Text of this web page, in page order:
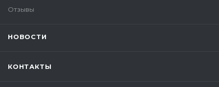
Отзывы
НОВОСТИ
КОНТАКТЫ